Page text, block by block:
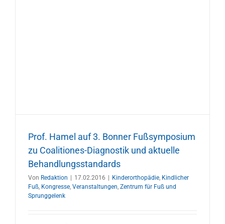
Prof. Hamel auf 3. Bonner Fußsymposium
zu Coalitiones-Diagnostik und aktuelle
Behandlungsstandards
Von Redaktion 17.02.2016 Kinderorthopädie, Kindlicher
Fuß, Kongresse, Veranstaltungen, Zentrum für Fuß und
Sprunggelenk